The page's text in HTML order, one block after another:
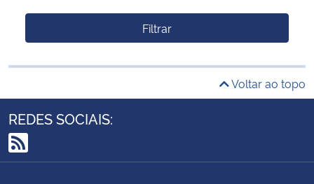
Filtrar
Voltar ao topo
REDES SOCIAIS:
RSS